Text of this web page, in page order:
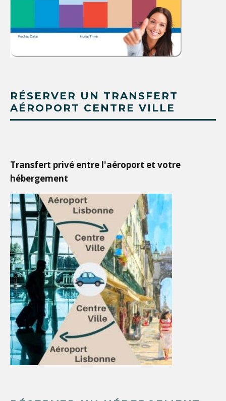
RÉSERVER UN TRANSFERT
AÉROPORT CENTRE VILLE
Transfert privé entre l'aéroport et votre
hébergement